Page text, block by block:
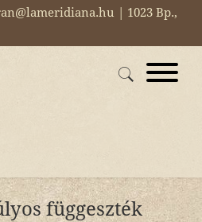
| 1023 Bp.,
függeszték